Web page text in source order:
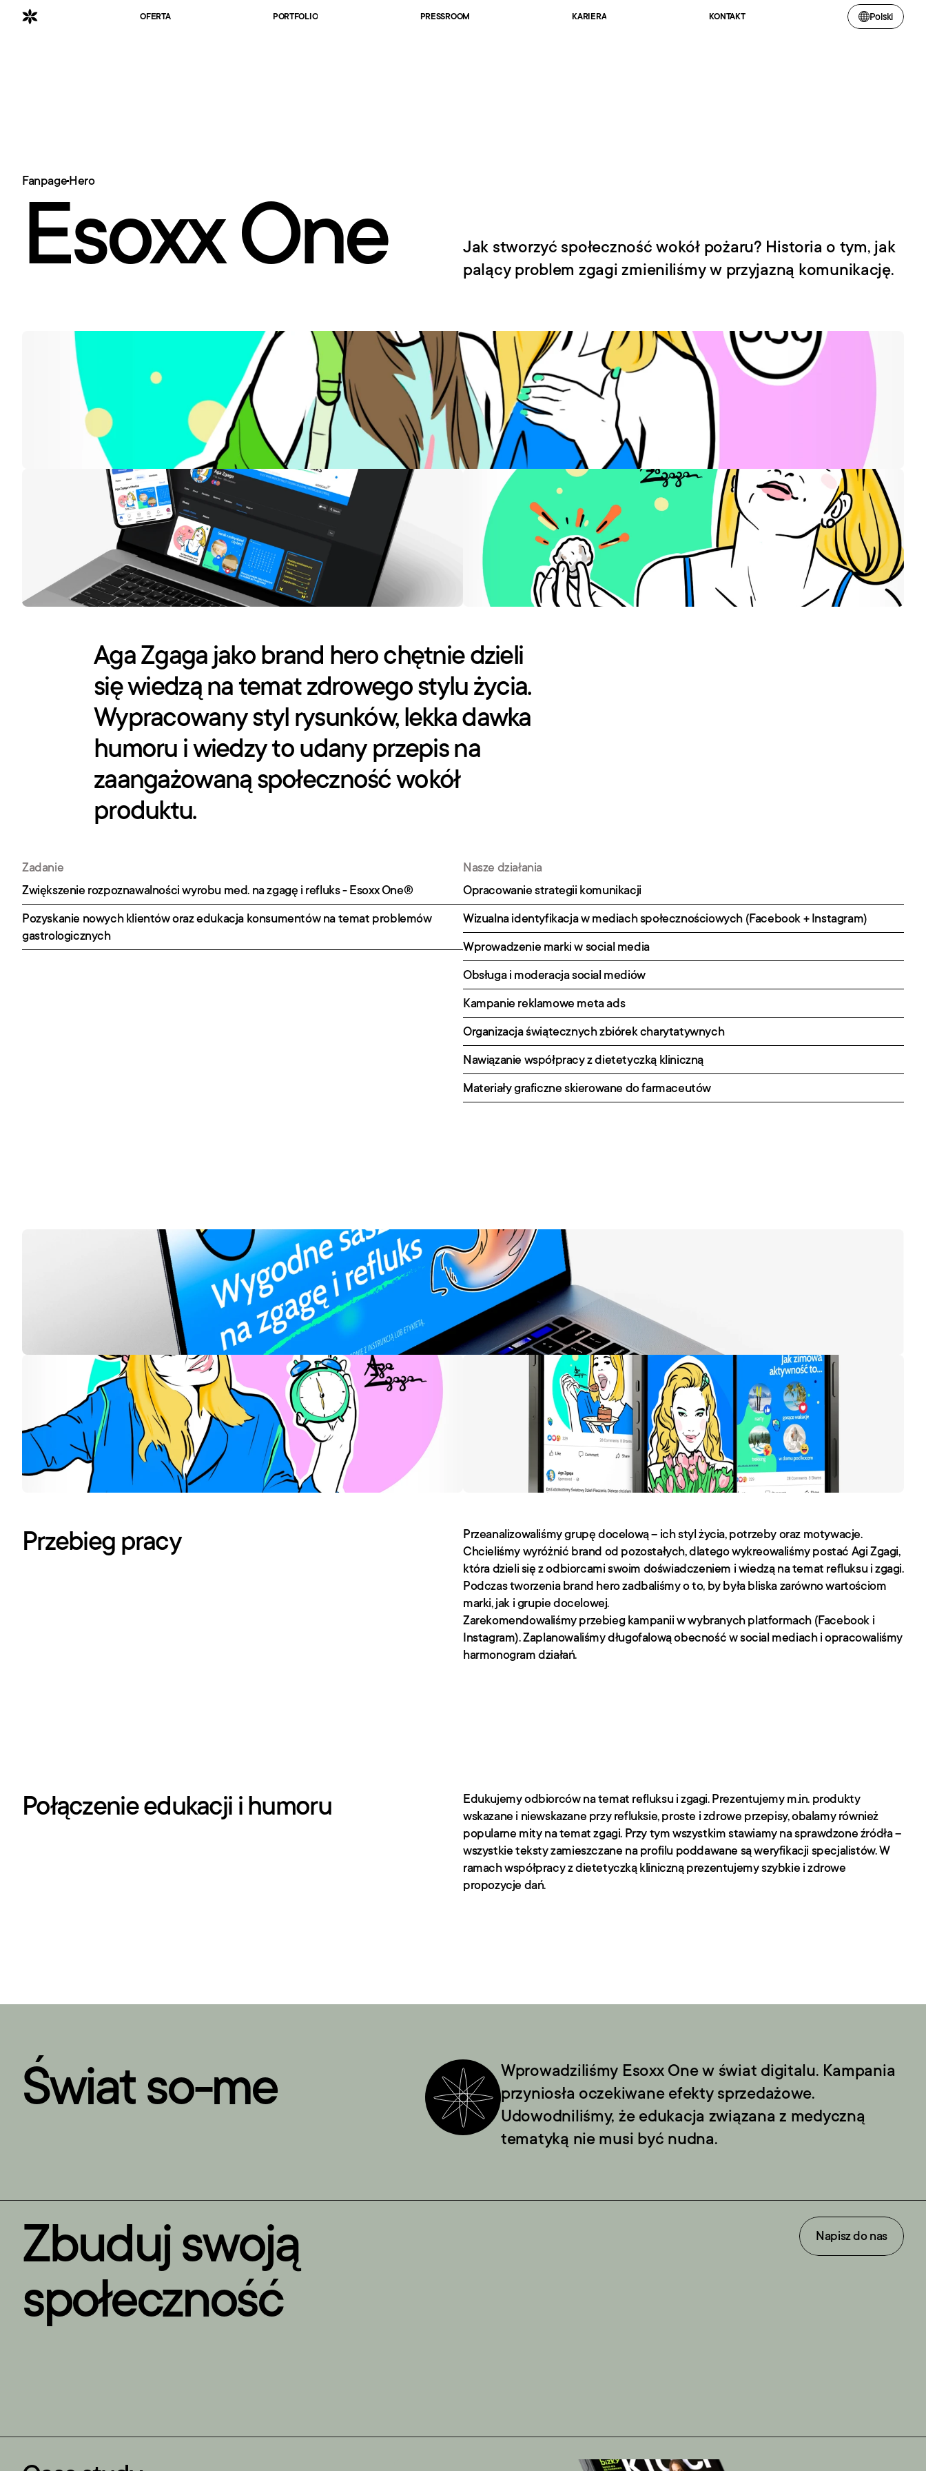
Fanpage Hero
Esoxx One
Jak stworzyć społeczność wokół pożaru? Historia o tym, jak
palący problem zgagi zmieniliśmy w przyjazną komunikację.
Aga Zgaga jako brand hero chętnie dzieli
się wiedzą na temat zdrowego stylu życia.
Wypracowany styl rysunków, lekka dawka
humoru i wiedzy to udany przepis na
zaangażowaną społeczność wokół
produktu.
Zadanie
Zwiększenie rozpoznawalności wyrobu med. na zgagę i refluks - Esoxx One®
Pozyskanie nowych klientów oraz edukacja konsumentów na temat problemów
gastrologicznych
Nasze działania
Opracowanie strategii komunikacji
Wizualna identyfikacja w mediach społecznościowych (Facebook + Instagram)
Wprowadzenie marki w social media
Obsługa i moderacja social mediów
Kampanie reklamowe meta ads
Organizacja świątecznych zbiórek charytatywnych
Nawiązanie współpracy z dietetyczką kliniczną
Materiały graficzne skierowane do farmaceutów
Przebieg pracy
Przeanalizowaliśmy grupę docelową – ich styl życia, potrzeby oraz motywacje.
Chcieliśmy wyróżnić brand od pozostałych, dlatego wykreowaliśmy postać Agi Zgagi,
która dzieli się z odbiorcami swoim doświadczeniem i wiedzą na temat refluksu i zgagi.
Podczas tworzenia brand hero zadbaliśmy o to, by była bliska zarówno wartościom
marki, jak i grupie docelowej.
Zarekomendowaliśmy przebieg kampanii w wybranych platformach (Facebook i
Instagram). Zaplanowaliśmy długofalową obecność w social mediach i opracowaliśmy
harmonogram działań.
Połączenie edukacji i humoru
Edukujemy odbiorców na temat refluksu i zgagi. Prezentujemy m.in. produkty
wskazane i niewskazane przy refluksie, proste i zdrowe przepisy, obalamy również
popularne mity na temat zgagi. Przy tym wszystkim stawiamy na sprawdzone źródła –
wszystkie teksty zamieszczane na profilu poddawane są weryfikacji specjalistów. W
ramach współpracy z dietetyczką kliniczną prezentujemy szybkie i zdrowe
propozycje dań.
Świat so-me
Wprowadziliśmy Esoxx One w świat digitalu. Kampania
przyniosła oczekiwane efekty sprzedażowe.
Udowodniliśmy, że edukacja związana z medyczną
tematyką nie musi być nudna.
Zbuduj swoją
społeczność
Napisz do nas
OFERTA PORTFOLIO PRESSROOM KARIERA KONTAKT Polski